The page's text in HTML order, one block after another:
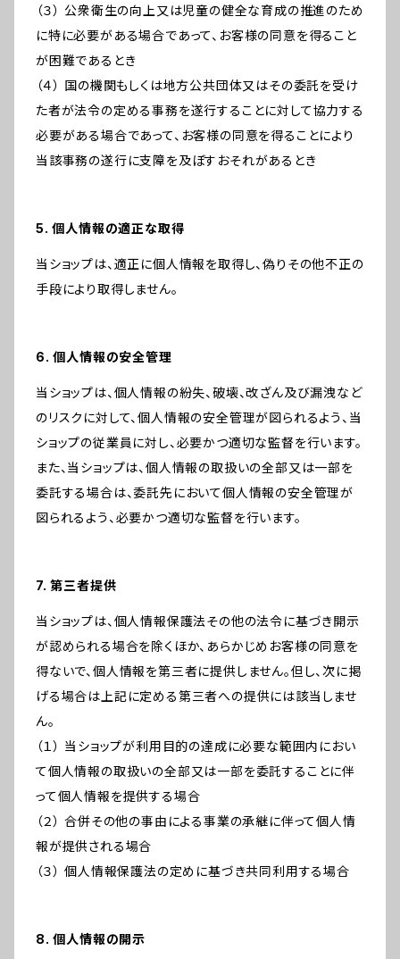
（３） 公衆衛生の向上又は児童の健全な育成の推進のため
に特に必要がある場合であって、お客様の同意を得ること
が困難であるとき
（４） 国の機関もしくは地方公共団体又はその委託を受け
た者が法令の定める事務を遂行することに対して協力する
必要がある場合であって、お客様の同意を得ることにより
当該事務の遂行に支障を及ぼすおそれがあるとき
5. 個人情報の適正な取得
当ショップは、適正に個人情報を取得し、偽りその他不正の
手段により取得しません。
6. 個人情報の安全管理
当ショップは、個人情報の紛失、破壊、改ざん及び漏洩など
のリスクに対して、個人情報の安全管理が図られるよう、当
ショップの従業員に対し、必要かつ適切な監督を行います。
また、当ショップは、個人情報の取扱いの全部又は一部を
委託する場合は、委託先において個人情報の安全管理が
図られるよう、必要かつ適切な監督を行います。
7. 第三者提供
当ショップは、個人情報保護法その他の法令に基づき開示
が認められる場合を除くほか、あらかじめお客様の同意を
得ないで、個人情報を第三者に提供しません。但し、次に掲
げる場合は上記に定める第三者への提供には該当しませ
ん。
（１） 当ショップが利用目的の達成に必要な範囲内におい
て個人情報の取扱いの全部又は一部を委託することに伴
って個人情報を提供する場合
（２） 合併その他の事由による事業の承継に伴って個人情
報が提供される場合
（３） 個人情報保護法の定めに基づき共同利用する場合
8. 個人情報の開示